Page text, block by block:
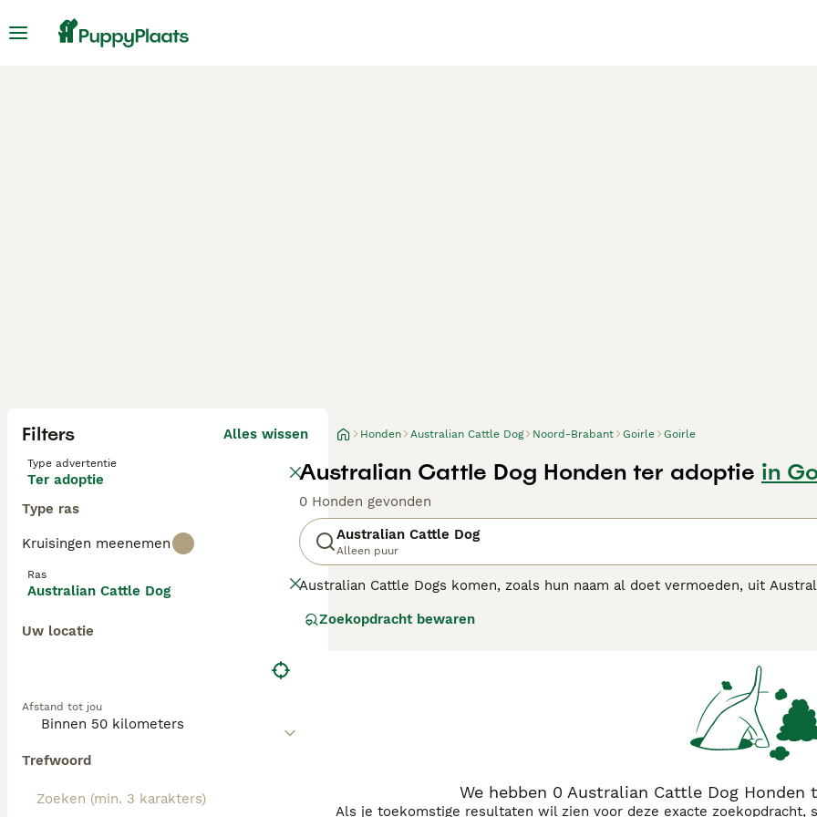
Filters Alles wissen
Type advertentie
Ter adoptie
Type ras
Kruisingen meenemen
Ras
Australian Cattle Dog
Uw locatie
Afstand tot jou
Trefwoord
Honden Australian Cattle Dog Noord-Brabant Goirle Goirle
Australian Cattle Dog Honden ter adoptie in
0 Honden gevonden
Australian Cattle Dog
Alleen puur
Australian Cattle Dogs komen, zoals hun naam al doet vermoeden, uit
populair geworden als gezinshond, niet alleen in Australië, maar ook in
Zoekopdracht bewaren
We hebben 0 Australian Cattle Dog
Als je toekomstige resultaten wil zien voor deze exacte zoekopdracht,